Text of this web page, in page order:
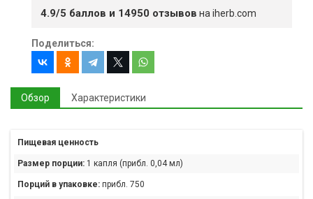
4.9/5 баллов и 14950 отзывов на iherb.com
Поделиться:
Обзор Характеристики
Пищевая ценность
Размер порции: 1 капля (прибл. 0,04 мл)
Порций в упаковке: прибл. 750